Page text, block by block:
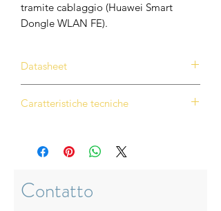
tramite cablaggio (Huawei Smart
Dongle WLAN FE).
Datasheet
Caratteristiche tecniche
Protezione attiva da arco elettrico
basata sull’IA
arco elettrico
Contatto